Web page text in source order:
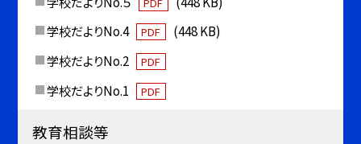
学校だよりNo.4
PDF
(448 KB)
学校だよりNo.2
PDF
学校だよりNo.1 PDF
教育相談等